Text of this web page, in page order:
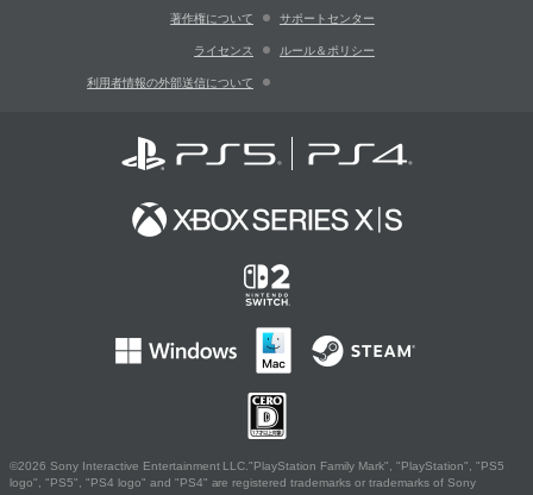
著作権について サポートセンター
ライセンス ルール＆ポリシー
利用者情報の外部送信について
©2026 Sony Interactive Entertainment LLC."PlayStation Family Mark", "PlayStation", "PS5
logo", "PS5", "PS4 logo" and "PS4" are registered trademarks or trademarks of Sony